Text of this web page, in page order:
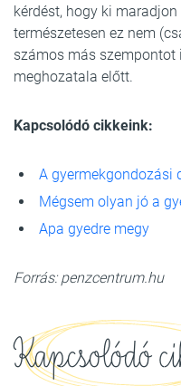
kérdést, hogy ki
természetesen ez nem
számos más szempontot
meghozatala előtt.
Kapcsolódó cikkeink:
A gyermekgondozási
Mégsem olyan jó a
Apa gyedre megy
Forrás: penzcentrum.hu
Kapcsolódó